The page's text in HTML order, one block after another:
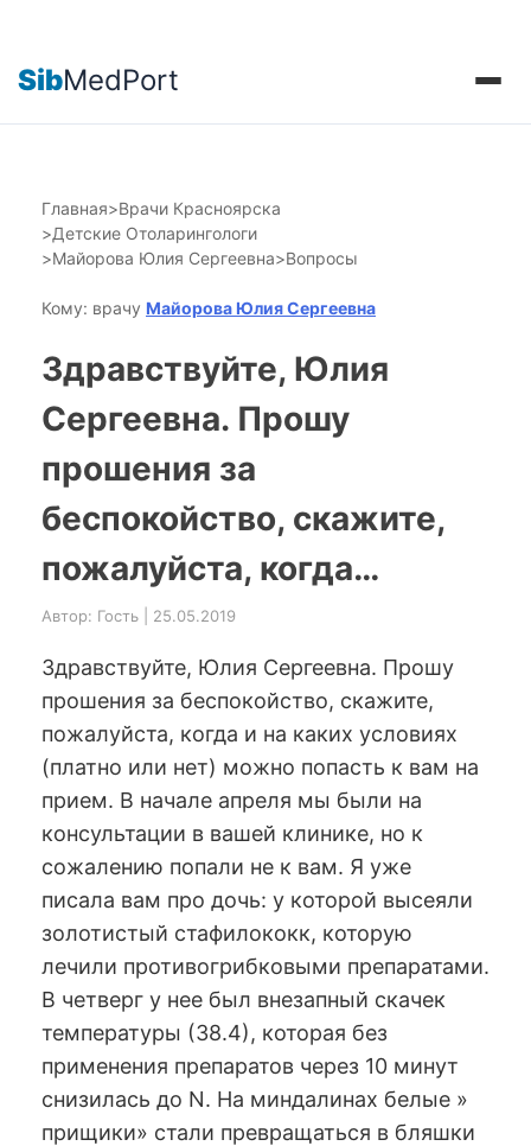
SibMedPort
Главная>Врачи Красноярска
>Детские Отоларингологи
>Майорова Юлия Сергеевна>Вопросы
Кому: врачу Майорова Юлия Сергеевна
Здравствуйте, Юлия
Сергеевна. Прошу
прошения за
беспокойство, скажите,
пожалуйста, когда…
Автор: Гость | 25.05.2019
Здравствуйте, Юлия Сергеевна. Прошу
прошения за беспокойство, скажите,
пожалуйста, когда и на каких условиях
(платно или нет) можно попасть к вам на
прием. В начале апреля мы были на
консультации в вашей клинике, но к
сожалению попали не к вам. Я уже
писала вам про дочь: у которой высеяли
золотистый стафилококк, которую
лечили противогрибковыми препаратами.
В четверг у нее был внезапный скачек
температуры (38.4), которая без
применения препаратов через 10 минут
снизилась до N. На миндалинах белые »
прищики» стали превращаться в бляшки